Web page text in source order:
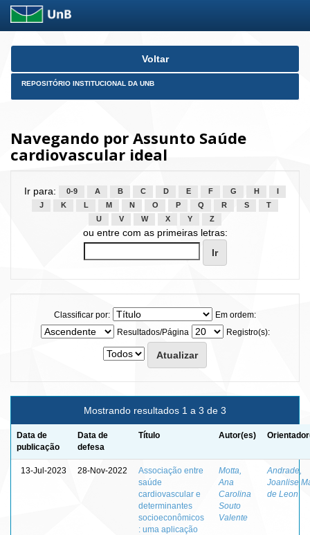
Skip
Voltar
REPOSITÓRIO INSTITUCIONAL DA UNB
Navegando por Assunto Saúde
cardiovascular ideal
Ir para: 0-9 A B C D E F G H
J
K L M N O P Q R S
T
U
V W X Y Z
ou entre com as primeiras letras:
Classificar por:
Em ordem:
Resultados/Página
Registro(s):
Mostrando resultados 1 a 3 de 3
Data de
publicação
Data de
defesa
Título Autor(es)
13-Jul-2023 28-Nov-2022
Associação entre
saúde
cardiovascular e
determinantes
socioeconômicos
: uma aplicação
Motta,
Ana
Carolina
Souto
Valente
Andrade,
Joanlise
de Leon